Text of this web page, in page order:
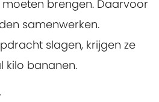
brengen. Daarvoor
samenwerken.
slagen, krijgen ze
kilo bananen.